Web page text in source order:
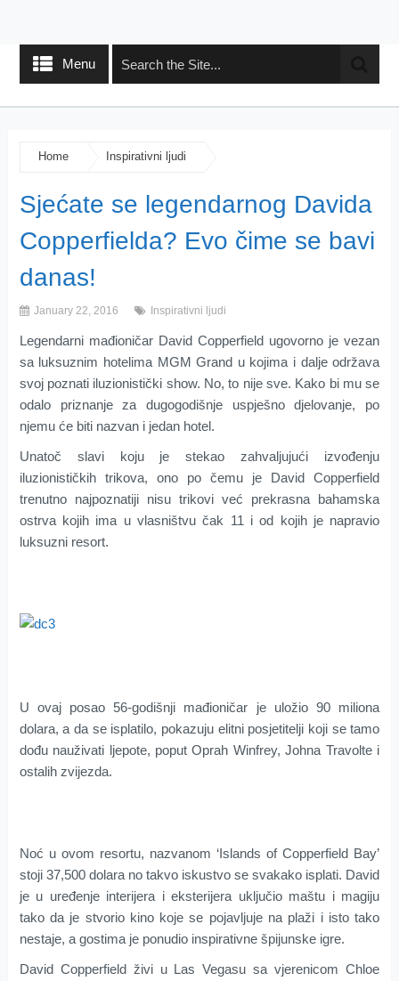
Menu
Home Inspirativni ljudi
Sjećate se legendarnog Davida
Copperfielda? Evo čime se bavi
danas!
January 22, 2016 Inspirativni ljudi
Legendarni mađioničar David Copperfield ugovorno je vezan
sa luksuznim hotelima MGM Grand u kojima i dalje održava
svoj poznati iluzionistički show. No, to nije sve. Kako bi mu se
odalo priznanje za dugogodišnje uspješno djelovanje, po
njemu će biti nazvan i jedan hotel.
Unatoč slavi koju je stekao zahvaljujući izvođenju
iluzionističkih trikova, ono po čemu je David Copperfield
trenutno najpoznatiji nisu trikovi već prekrasna bahamska
ostrva kojih ima u vlasništvu čak 11 i od kojih je napravio
luksuzni resort.
U ovaj posao 56-godišnji mađioničar je uložio 90 miliona
dolara, a da se isplatilo, pokazuju elitni posjetitelji koji se tamo
dođu nauživati ljepote, poput Oprah Winfrey, Johna Travolte i
ostalih zvijezda.
Noć u ovom resortu, nazvanom ‘Islands of Copperfield Bay’
stoji 37,500 dolara no takvo iskustvo se svakako isplati. David
je u uređenje interijera i eksterijera uključio maštu i magiju
tako da je stvorio kino koje se pojavljuje na plaži i isto tako
nestaje, a gostima je ponudio inspirativne špijunske igre.
David Copperfield živi u Las Vegasu sa vjerenicom Chloe